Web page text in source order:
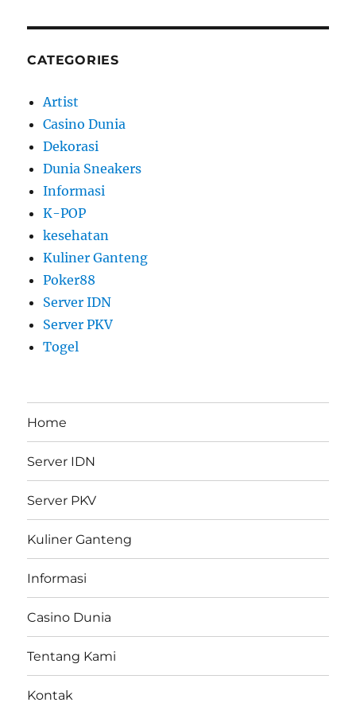
CATEGORIES
Artist
Casino Dunia
Dekorasi
Dunia Sneakers
Informasi
K-POP
kesehatan
Kuliner Ganteng
Poker88
Server IDN
Server PKV
Togel
Home
Server IDN
Server PKV
Kuliner Ganteng
Informasi
Casino Dunia
Tentang Kami
Kontak